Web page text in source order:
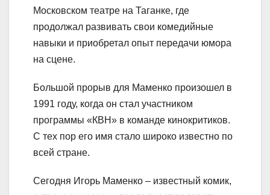
Московском театре на Таганке, где
продолжал развивать свои комедийные
навыки и приобретал опыт передачи юмора
на сцене.
Большой прорыв для Маменко произошел в
1991 году, когда он стал участником
программы «КВН» в команде кинокритиков.
С тех пор его имя стало широко известно по
всей стране.
Сегодня Игорь Маменко – известный комик,